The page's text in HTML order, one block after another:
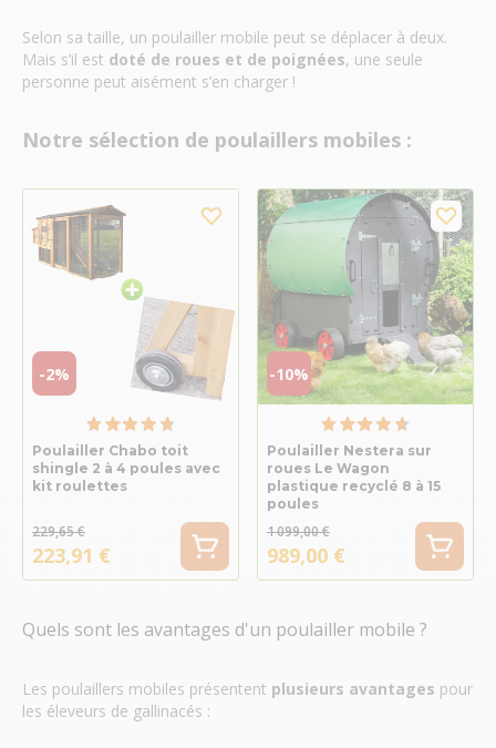
Selon sa taille, un poulailler mobile peut se déplacer à deux.
Mais s’il est doté de roues et de poignées, une seule
personne peut aisément s’en charger !
Notre sélection de poulaillers mobiles :
-2%
Poulailler Chabo toit
shingle 2 à 4 poules avec
kit roulettes
229,65 €
223,91 €
-10%
Poulailler Nestera sur
roues Le Wagon
plastique recyclé 8 à 15
poules
1 099,00 €
989,00 €
Quels sont les avantages d'un poulailler mobile ?
Les poulaillers mobiles présentent plusieurs avantages pour
les éleveurs de gallinacés :